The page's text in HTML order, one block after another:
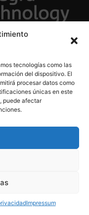
tecnologías como las
del dispositivo. El
procesar datos como
únicas en este
puede afectar
Impressum